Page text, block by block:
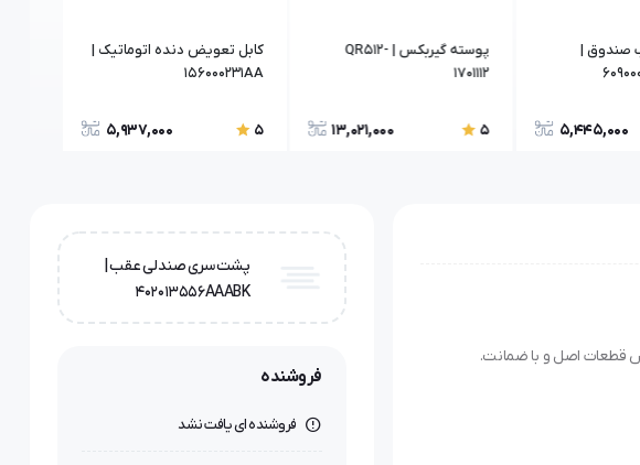
صندوق |
5,445,000
پوسته گیربکس | QR512-
1701112
5
13,021,000
کابل تعویض دنده اتوماتیک |
156000231AA
5
5,937,000
پشت سری صندلی عقب |
402013556AAABK
فروشنده
فروشنده ای یافت نشد